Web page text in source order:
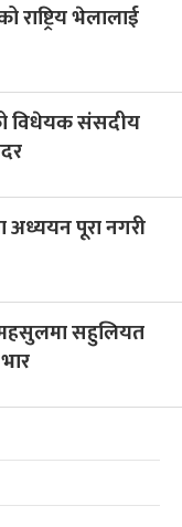
भेलालाई
विधेयक संसदीय
अध्ययन पूरा नगरी
महसुलमा सहुलियत